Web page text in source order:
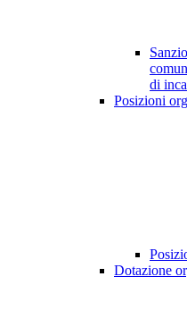
di
Posizioni
Dotazione